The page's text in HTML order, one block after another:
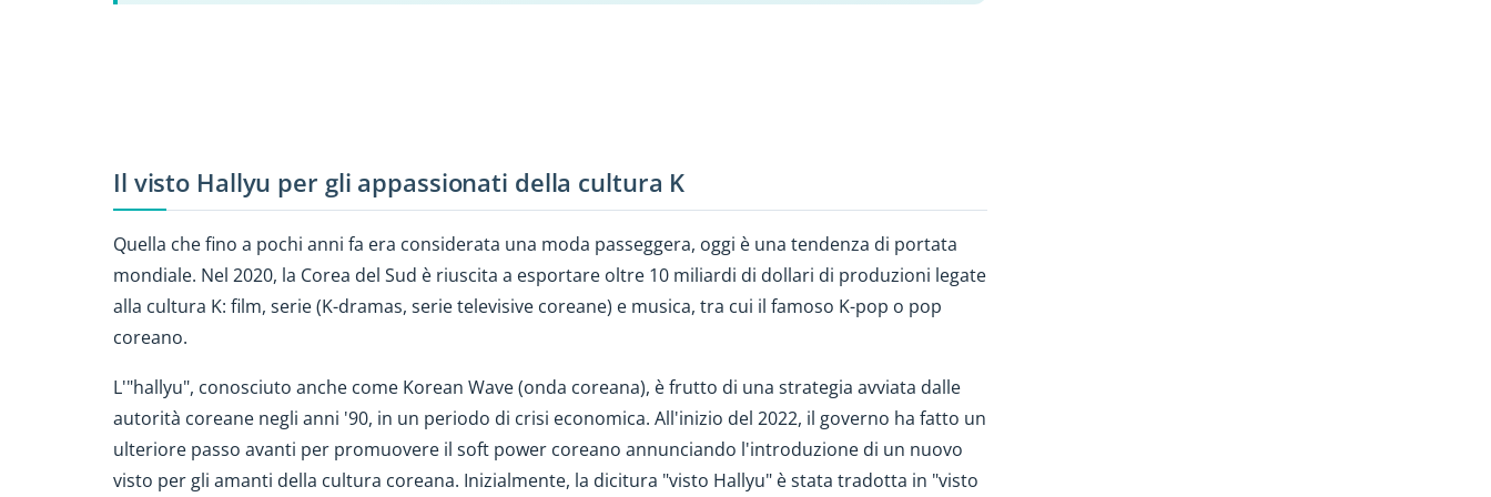
Il visto Hallyu per gli appassionati della cultura K
Quella che fino a pochi anni fa era considerata una moda passeggera, oggi è una tendenza di portata
mondiale. Nel 2020, la Corea del Sud è riuscita a esportare oltre 10 miliardi di dollari di produzioni legate
alla cultura K: film, serie (K-dramas, serie televisive coreane) e musica, tra cui il famoso K-pop o pop
coreano.
L'"hallyu", conosciuto anche come Korean Wave (onda coreana), è frutto di una strategia avviata dalle
autorità coreane negli anni '90, in un periodo di crisi economica. All'inizio del 2022, il governo ha fatto un
ulteriore passo avanti per promuovere il soft power coreano annunciando l'introduzione di un nuovo
visto per gli amanti della cultura coreana. Inizialmente, la dicitura "visto Hallyu" è stata tradotta in "visto